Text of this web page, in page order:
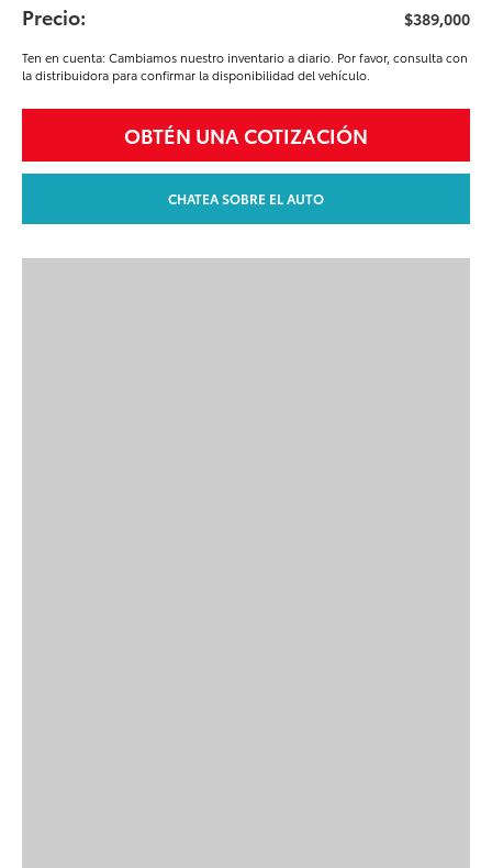
Precio: $389,000
Ten en cuenta: Cambiamos nuestro inventario a diario. Por favor, consulta con
la distribuidora para confirmar la disponibilidad del vehículo.
OBTÉN UNA COTIZACIÓN
CHATEA SOBRE EL AUTO